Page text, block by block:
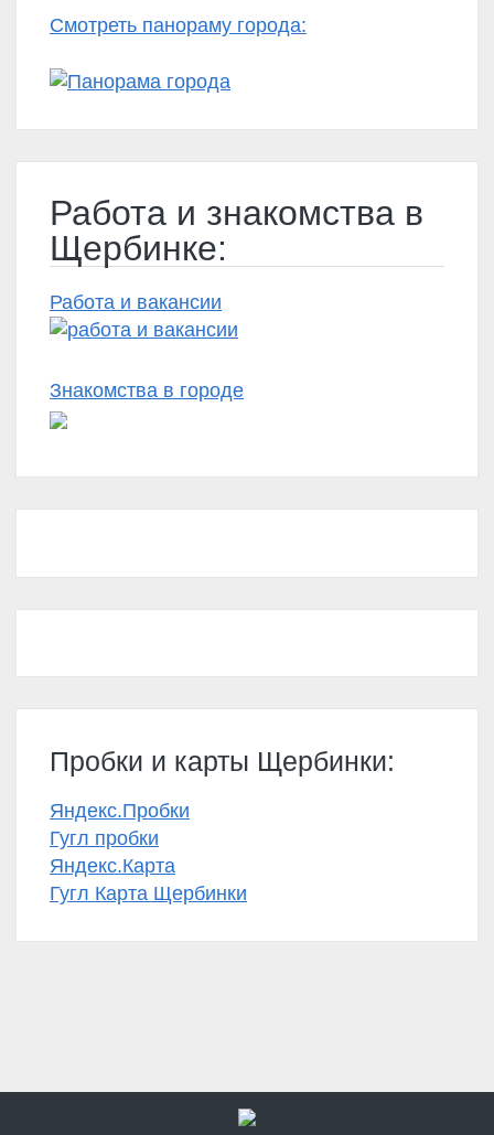
Смотреть панораму города:
Работа и знакомства в
Щербинке:
Работа и вакансии
Знакомства в городе
Пробки и карты Щербинки:
Яндекс.Пробки
Гугл пробки
Яндекс.Карта
Гугл Карта Щербинки